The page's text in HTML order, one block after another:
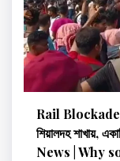
Rail Blockade:
শিয়ালদহ শাখায়,
News | Why